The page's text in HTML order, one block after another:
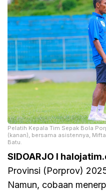
Pelatih Kepala Tim Sepak Bola
(kanan), bersama asistennya,
Batu.
SIDOARJO I
Provinsi (Porprov)
Namun, cobaan